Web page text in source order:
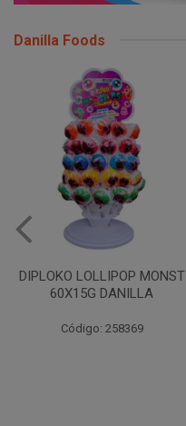
Danilla Foods
DIPLOKO LOLLIPOP MONST
60X15G DANILLA
Código: 258369